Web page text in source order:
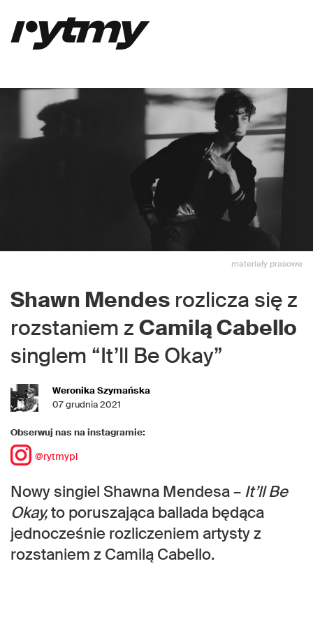
materiały prasowe
Shawn Mendes rozlicza się z
rozstaniem z Camilą Cabello
singlem “It’ll Be Okay”
Weronika Szymańska
07 grudnia 2021
Obserwuj nas na instagramie:
@rytmypl
Nowy singiel Shawna Mendesa – It’ll Be
Okay,to poruszająca ballada będąca
jednocześnie rozliczeniem artysty z
rozstaniem z Camilą Cabello.